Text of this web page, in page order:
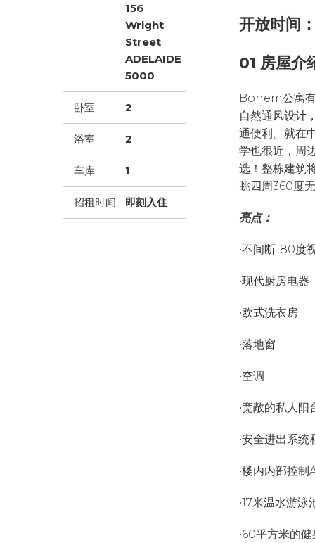
156
Wright
Street
ADELAIDE
5000
卧室 2
浴室 2
车库 1
招租时间 即刻入住
开放时间
01 房屋介
Bohem公寓有
自然通风设计
通便利。就在
学也很近，周
选！整栋建筑
眺四周360度
亮点：
•不间断180度
•现代厨房电器
•欧式洗衣房
•落地窗
•空调
•宽敞的私人阳
•安全进出系
•楼内内部控制
•17米温水游泳
•60平方米的